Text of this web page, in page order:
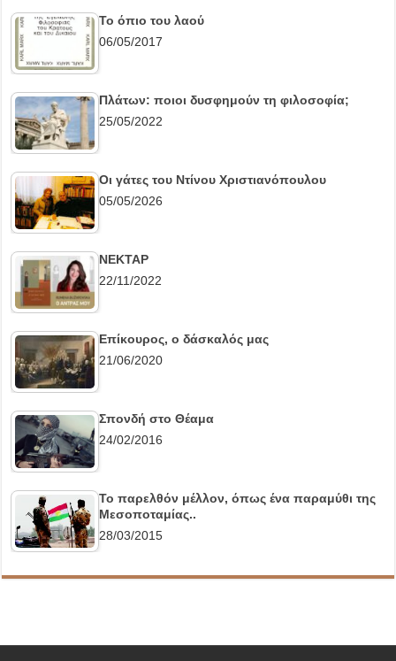
Το όπιο του λαού
06/05/2017
Πλάτων: ποιοι δυσφημούν τη φιλοσοφία;
25/05/2022
Οι γάτες του Ντίνου Χριστιανόπουλου
05/05/2026
ΝΕΚΤΑΡ
22/11/2022
Επίκουρος, ο δάσκαλός μας
21/06/2020
Σπονδή στο Θέαμα
24/02/2016
Το παρελθόν μέλλον, όπως ένα παραμύθι της
Μεσοποταμίας..
28/03/2015